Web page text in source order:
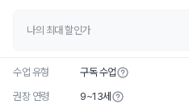
나의 최대 할인가
수업 유형
구독 수업
권장 연령
9~13세